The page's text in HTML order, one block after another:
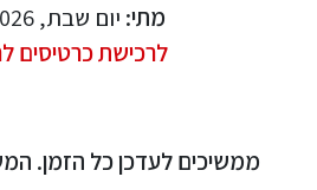
מתי: יום שבת, 23.5.2026
לרכישת כרטיסים
ממשיכים לעדכן כל הזמן.